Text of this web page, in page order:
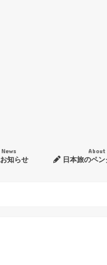
News
お知らせ
About
日本旅のペ